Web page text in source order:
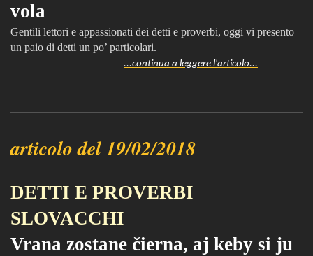
vola
Gentili lettori e appassionati dei detti e proverbi, oggi vi presento
un paio di detti un po’ particolari.
...continua a leggere l'articolo...
articolo del 19/02/2018
DETTI E PROVERBI
SLOVACCHI
Vrana zostane čierna, aj keby si ju